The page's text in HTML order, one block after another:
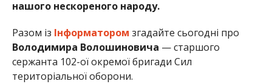
нашого нескореного народу.
Разом із Інформатором згадайте сьогодні про
Володимира Волошиновича — старшого
сержанта 102-ої окремої бригади Сил
територіальної оборони.